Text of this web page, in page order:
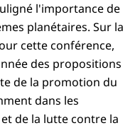
l'importance de
planétaires. Sur la
cette conférence,
des propositions
de la promotion du
dans les
de la lutte contre la